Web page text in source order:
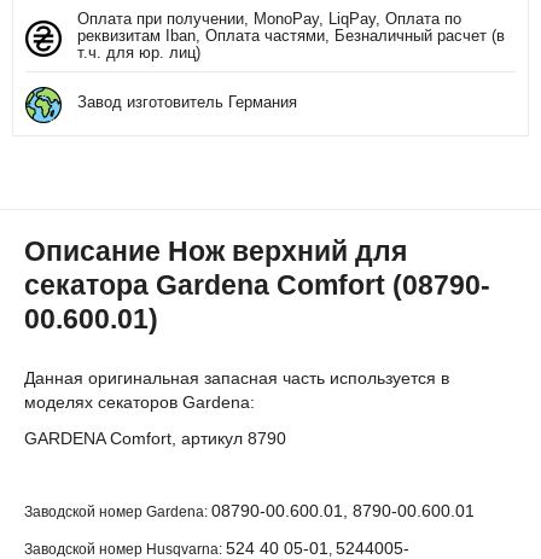
Оплата при получении, MonoPay, LiqPay, Оплата по
реквизитам Iban, Оплата частями, Безналичный расчет (в
т.ч. для юр. лиц)
Завод изготовитель Германия
Описание Нож верхний для
секатора Gardena Comfort (08790-
00.600.01)
Данная оригинальная запасная часть используется в
моделях секаторов Gardena:
GARDENA Comfort, артикул 8790
Заводской номер Gardena: 08790-00.600.01, 8790-00.600.01
Заводской номер Husqvarna: 524 40 05-01 5244005-